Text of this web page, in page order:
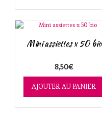
Mini assiettes x 50 bio
8,50€
AJOUTER AU PANIER